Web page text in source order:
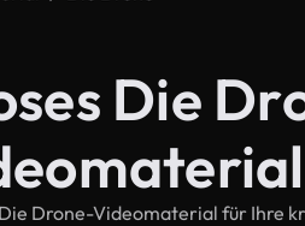
Die
Drone-Videomaterial für Ihre